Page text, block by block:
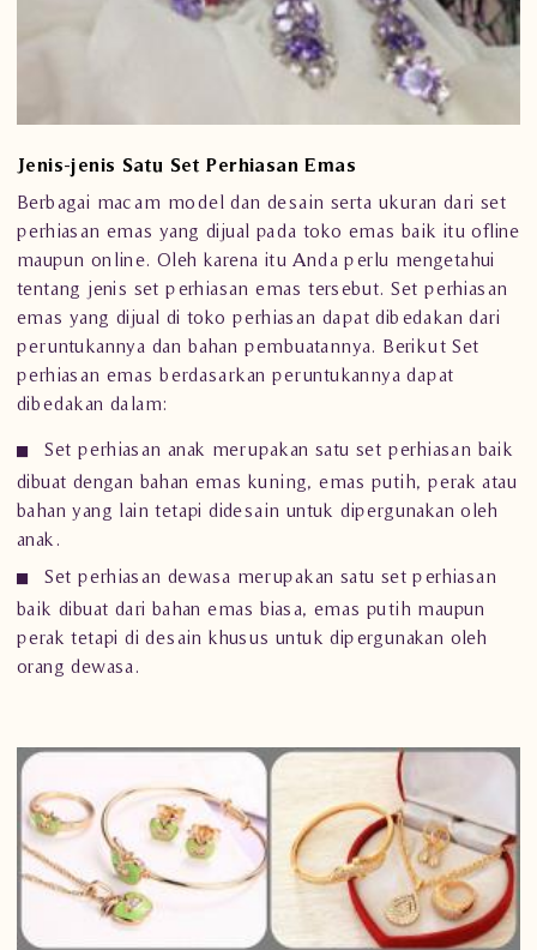
Jenis-jenis Satu Set Perhiasan Emas
Berbagai macam model dan desain serta ukuran dari set
perhiasan emas yang dijual pada toko emas baik itu ofline
maupun online. Oleh karena itu Anda perlu mengetahui
tentang jenis setperhiasan emas tersebut. Set perhiasan
emas yang dijual di toko perhiasan dapat dibedakan dari
peruntukannya dan bahan pembuatannya. Berikut Set
perhiasan emas berdasarkan peruntukannya dapat
dibedakan dalam:
Set perhiasan anak merupakan satu set perhiasan baik
dibuat dengan bahan emas kuning, emas putih, perak atau
bahan yang lain tetapi didesain untuk dipergunakan oleh
anak.
Set perhiasan dewasa merupakan satu setperhiasan
baik dibuat dari bahan emas biasa, emas putih maupun
perak tetapi di desain khusus untuk dipergunakan oleh
orang dewasa.